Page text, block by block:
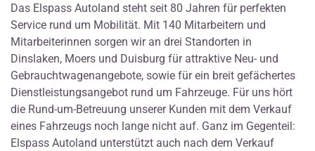
Das Elspass Autoland steht seit 80 Jahren für perfekten
Service rund um Mobilität. Mit 140 Mitarbeitern und
Mitarbeiterinnen sorgen wir an drei Standorten in
Dinslaken, Moers und Duisburg für attraktive Neu- und
Gebrauchtwagenangebote, sowie für ein breit gefächertes
Dienstleistungsangebot rund um Fahrzeuge. Für uns hört
die Rund-um-Betreuung unserer Kunden mit dem Verkauf
eines Fahrzeugs noch lange nicht auf. Ganz im Gegenteil:
Elspass Autoland unterstützt auch nach dem Verkauf